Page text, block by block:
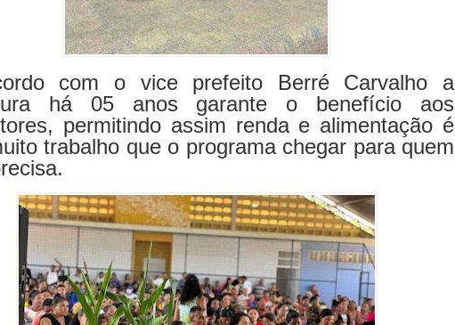
com o vice prefeito Berré Carvalho a
há 05 anos garante o benefício aos
permitindo assim renda e alimentação é
trabalho que o programa chegar para quem